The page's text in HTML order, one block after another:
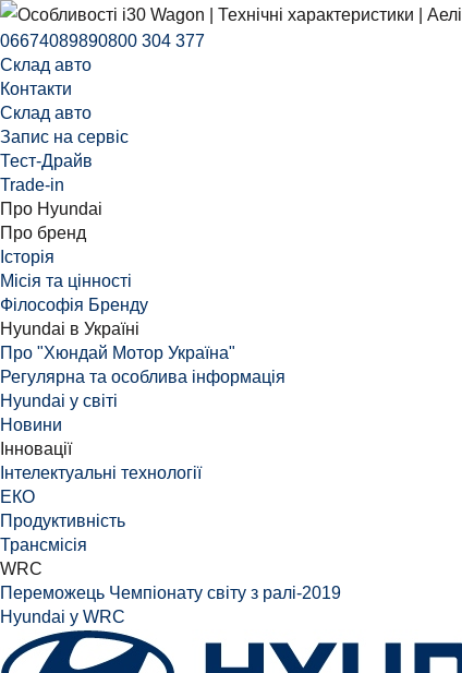
06674089890800 304 377
Склад авто
Контакти
Склад авто
Запис на сервіс
Тест-Драйв
Trade-in
Про Hyundai
Про бренд
Історія
Місія та цінності
Філософія Бренду
Hyundai в Україні
Про "Хюндай Мотор Україна"
Регулярна та особлива інформація
Hyundai у світі
Новини
Інновації
Інтелектуальні технології
ЕКО
Продуктивність
Трансмісія
WRC
Переможець Чемпіонату світу з ралі-2019
Hyundai у WRC